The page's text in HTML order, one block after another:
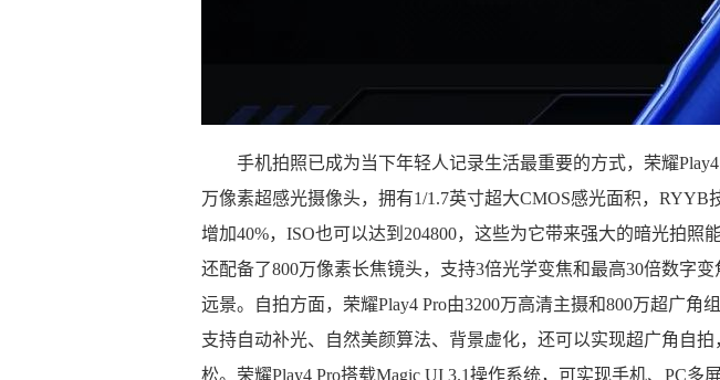
手机拍照已成为当下年轻人记录生活最重要的方式，荣耀
万像素超感光摄像头，拥有1/1.7英寸超大CMOS感光面积，RYYB
增加40%，ISO也可以达到204800，这些为它带来强大的暗光拍照
还配备了800万像素长焦镜头，支持3倍光学变焦和最高30倍数字
远景。自拍方面，荣耀Play4 Pro由3200万高清主摄和800万超广角
支持自动补光、自然美颜算法、背景虚化，还可以实现超广角自
松。荣耀Play4 Pro搭载Magic UI 3.1操作系统，可实现手机、PC多